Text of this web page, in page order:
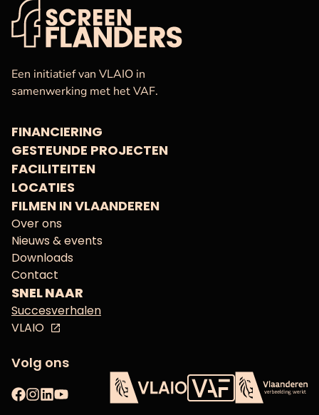
VAF
Een initiatief van VLAIO in
samenwerking met het VAF.
FINANCIERING
GESTEUNDE PROJECTEN
FACILITEITEN
LOCATIES
FILMEN IN VLAANDEREN
Over ons
Nieuws & events
Downloads
Contact
SNEL NAAR
Succesverhalen
VLAIO
Volg ons
Facebook
Instagram
LinkedIn
YouTube
Vlaams Audiovisueel